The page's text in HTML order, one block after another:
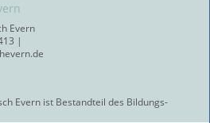
im Mai waren die
und Schüler für das
15, 30 oder 60
strahlendem Wetter waren die
Evern
|
Evern ist Bestandteil des Bildungs-